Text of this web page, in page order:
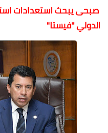
صبحى يبحث استعدادات
الدولي "فيستا"